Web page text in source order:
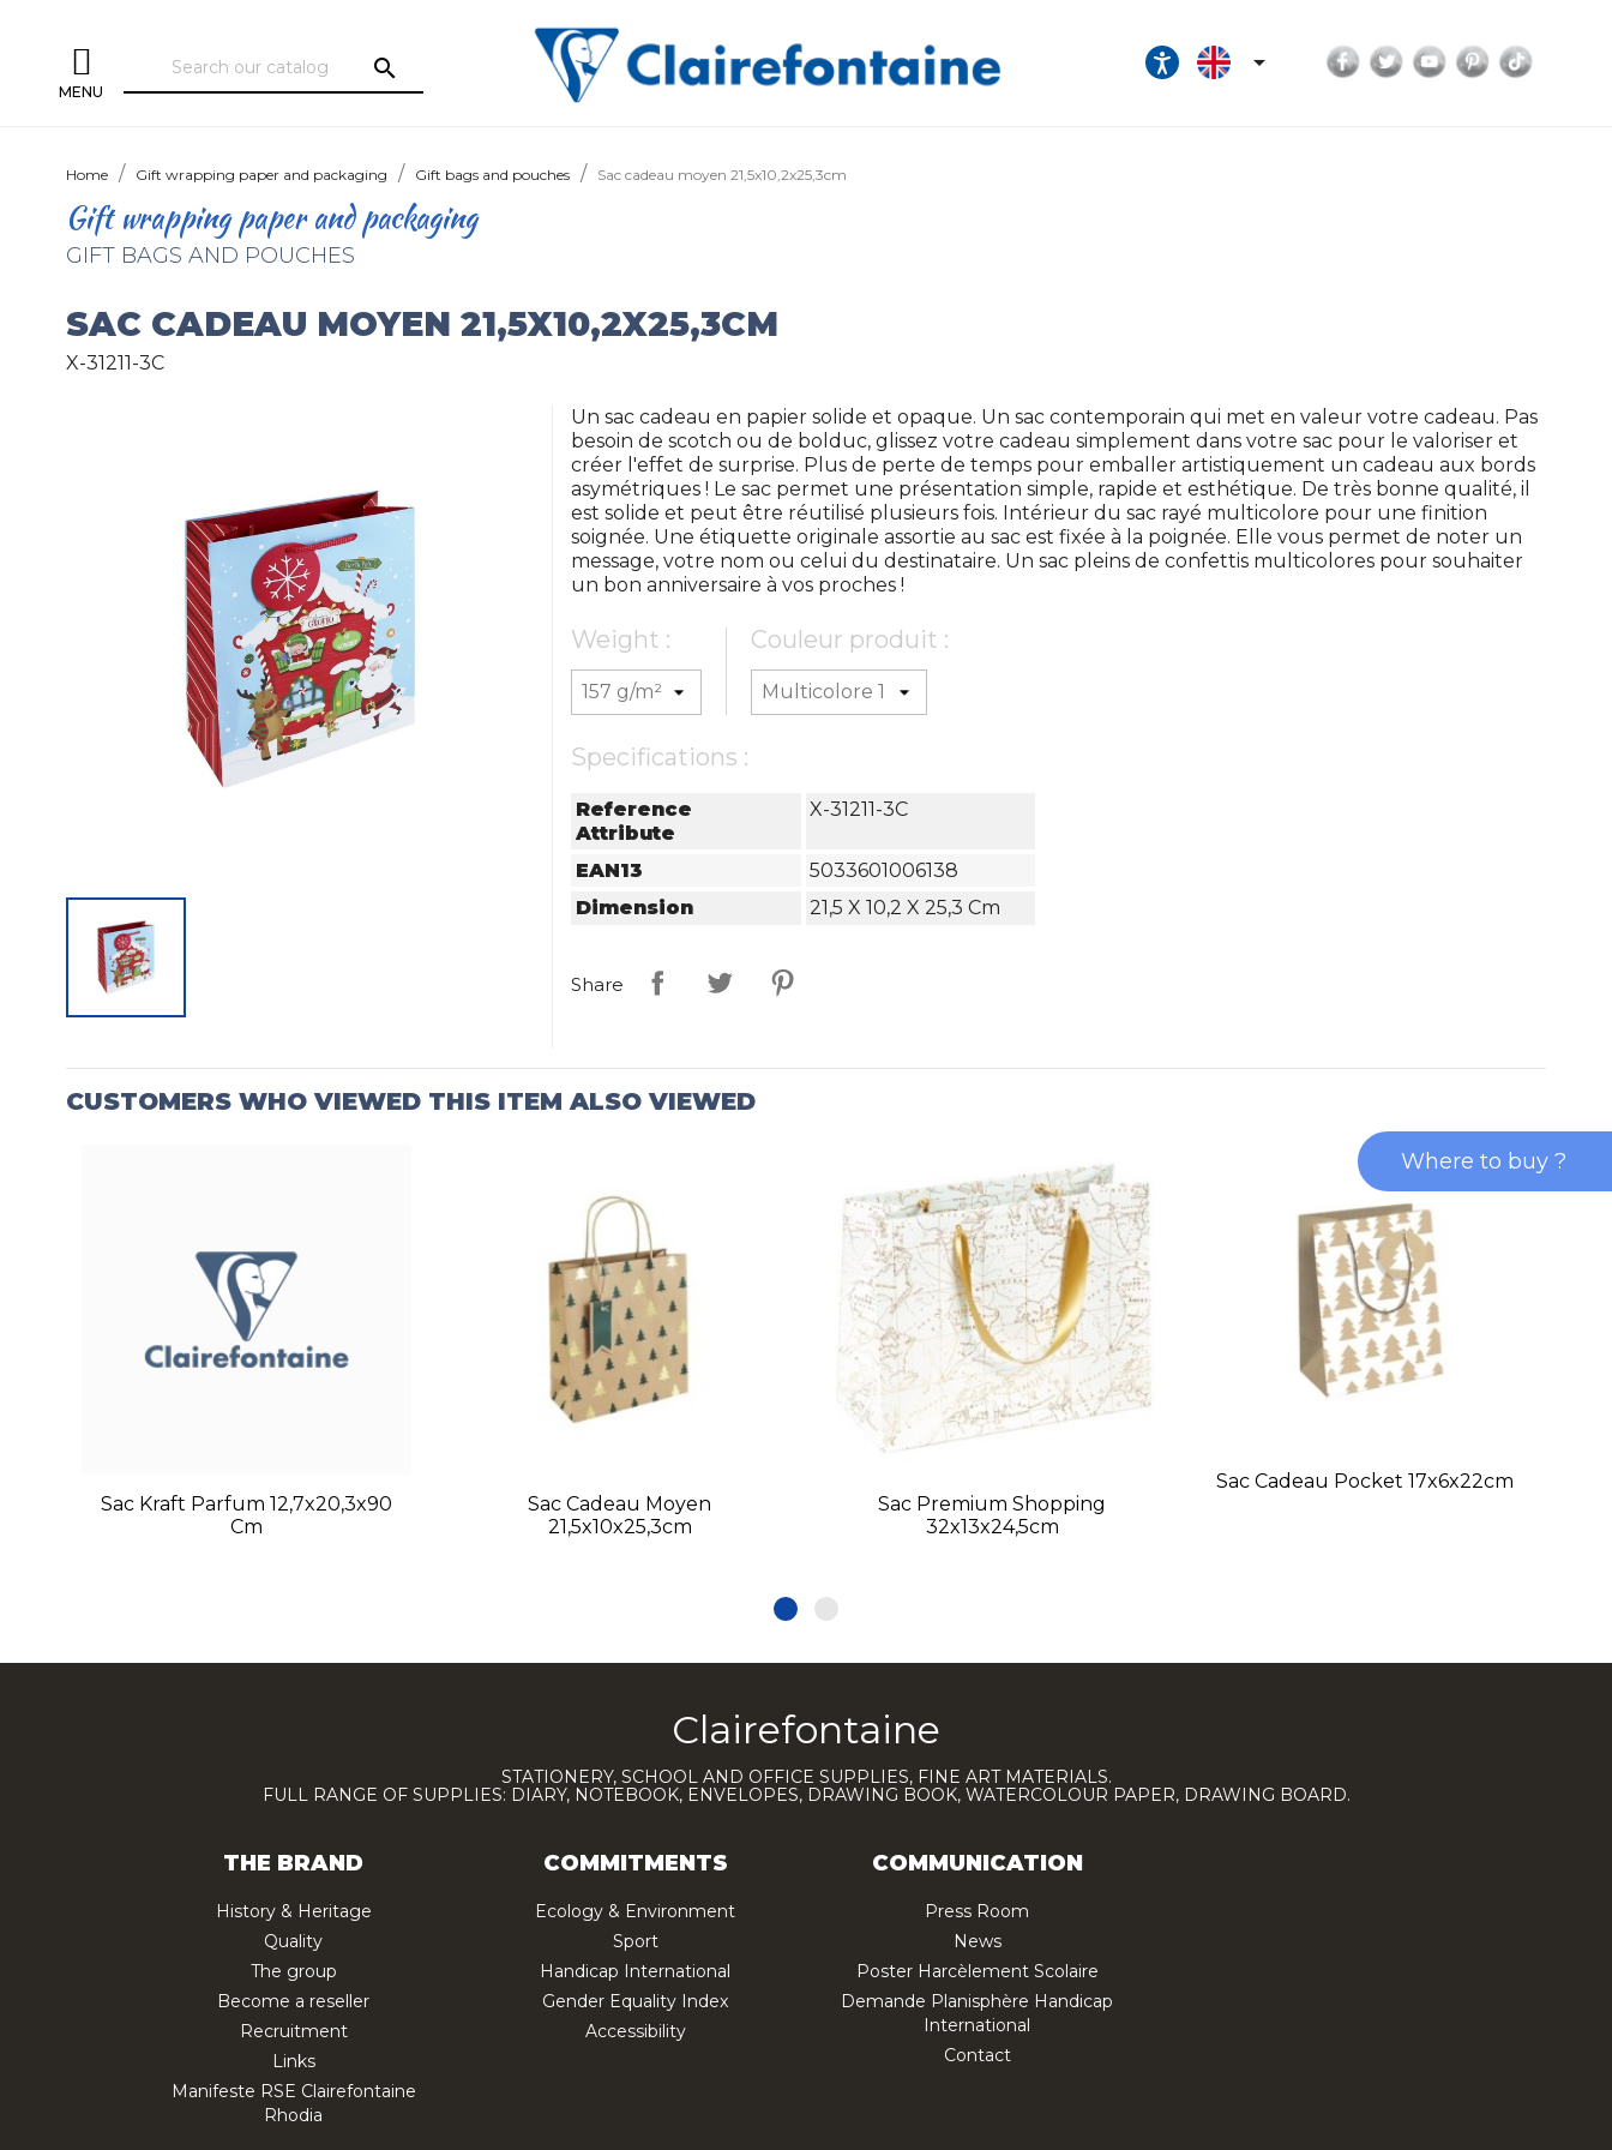
MENU
search  Facebook
TwitterYouTubePinterest
Home Gift wrapping paper and packaging Gift bags and pouches Sac cadeau moyen 21,5x10,2x25,3cm
Gift wrapping paper and packaging
GIFT BAGS AND POUCHES
SAC CADEAU MOYEN 21,5X10,2X25,3CM
X-31211-3C
Un sac cadeau en papier solide et opaque. Un sac contemporain qui met en valeur votre cadeau. Pas
besoin de scotch ou de bolduc, glissez votre cadeau simplement dans votre sac pour le valoriser et
créer l'effet de surprise. Plus de perte de temps pour emballer artistiquement un cadeau aux bords
asymétriques ! Le sac permet une présentation simple, rapide et esthétique. De très bonne qualité, il
est solide et peut être réutilisé plusieurs fois. Intérieur du sac rayé multicolore pour une finition
soignée. Une étiquette originale assortie au sac est fixée à la poignée. Elle vous permet de noter un
message, votre nom ou celui du destinataire. Un sac pleins de confettis multicolores pour souhaiter
un bon anniversaire à vos proches !
Weight : Couleur produit :
Specifications :
Reference
Attribute
X-31211-3C
EAN13
5033601006138
Dimension
21,5 X 10,2 X 25,3 Cm
Share
CUSTOMERS WHO VIEWED THIS ITEM ALSO VIEWED
Sac Kraft Parfum 12,7x20,3x90
Cm
Sac Cadeau Moyen
21,5x10x25,3cm
Sac Premium Shopping
32x13x24,5cm
Sac Cadeau Pocket 17x6x22cm
Clairefontaine
STATIONERY, SCHOOL AND OFFICE SUPPLIES, FINE ART MATERIALS.
FULL RANGE OF SUPPLIES: DIARY, NOTEBOOK, ENVELOPES, DRAWING BOOK, WATERCOLOUR PAPER, DRAWING BOARD.
THE BRAND
History & Heritage
Quality
The group
Become a reseller
Recruitment
Links
Manifeste RSE Clairefontaine
Rhodia
COMMITMENTS
Ecology & Environment
Sport
Handicap International
Gender Equality Index
Accessibility
COMMUNICATION
Press Room
News
Poster Harcèlement Scolaire
Demande Planisphère Handicap
International
Contact
Where to buy ?